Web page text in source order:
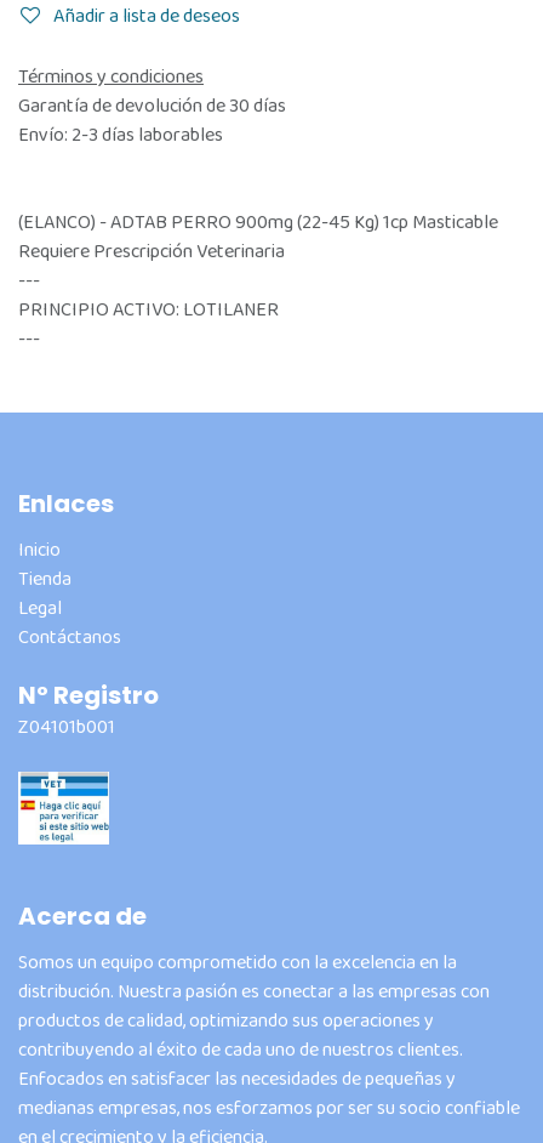
Añadir a lista de deseos
Términos y condiciones
Garantía de devolución de 30 días
Envío: 2-3 días laborables
(ELANCO) - ADTAB PERRO 900mg (22-45 Kg) 1cp Masticable
Requiere Prescripción Veterinaria
---
PRINCIPIO ACTIVO: LOTILANER
---
Enlaces
Inicio
Tienda
Legal
Contáctanos
Nº Registro
Z04101b001
Acerca de
Somos un equipo comprometido con la excelencia en la
distribución. Nuestra pasión es conectar a las empresas con
productos de calidad, optimizando sus operaciones y
contribuyendo al éxito de cada uno de nuestros clientes.
Enfocados en satisfacer las necesidades de pequeñas y
medianas empresas, nos esforzamos por ser su socio confiable